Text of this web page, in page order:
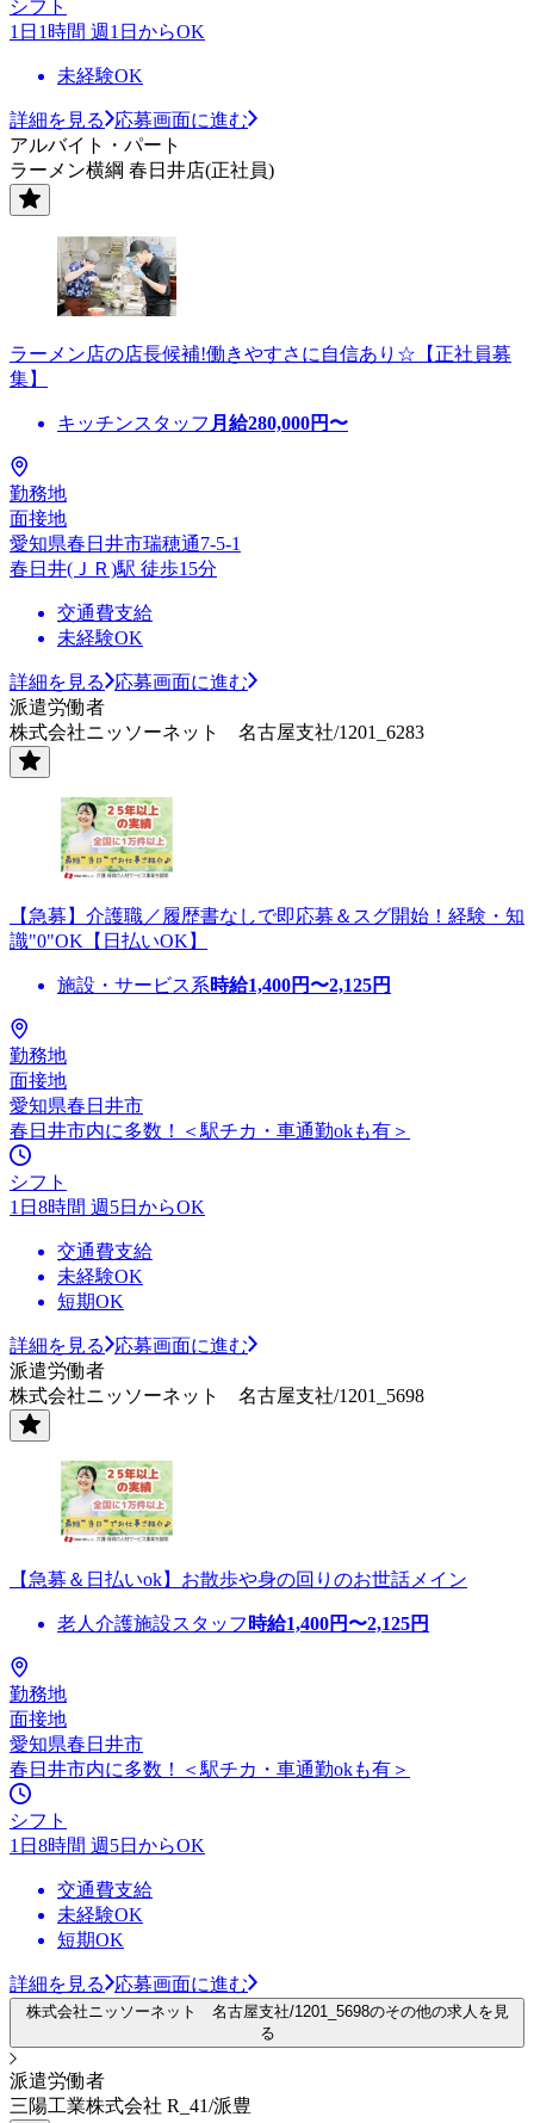
シフト
1日1時間 週1日からOK
未経験OK
詳細を見る
応募画面に進む
アルバイト・パート
ラーメン横綱 春日井店(正社員)
ラーメン店の店長候補!働きやすさに自信あり☆【正社員募
集】
キッチンスタッフ 月給280,000円〜
勤務地
面接地
愛知県春日井市瑞穂通7-5-1
春日井(ＪＲ)駅 徒歩15分
交通費支給
未経験OK
詳細を見る
応募画面に進む
派遣労働者
株式会社ニッソーネット 名古屋支社/1201_6283
【急募】介護職／履歴書なしで即応募＆スグ開始！経験・知
識"0"OK【日払いOK】
施設・サービス系時給1,400円〜2,125円
勤務地
面接地
愛知県春日井市
春日井市内に多数！＜駅チカ・車通勤okも有＞
シフト
1日8時間 週5日からOK
交通費支給
未経験OK
短期OK
詳細を見る
応募画面に進む
派遣労働者
株式会社ニッソーネット 名古屋支社/1201_5698
【急募＆日払いok】お散歩や身の回りのお世話メイン
老人介護施設スタッフ 時給1,400円〜2,125円
勤務地
面接地
愛知県春日井市
春日井市内に多数！＜駅チカ・車通勤okも有＞
シフト
1日8時間 週5日からOK
交通費支給
未経験OK
短期OK
詳細を見る 応募画面に進む
株式会社ニッソーネット 名古屋支社/1201_5698のその他の求人を見
る
派遣労働者
三陽工業株式会社 R_41/派豊